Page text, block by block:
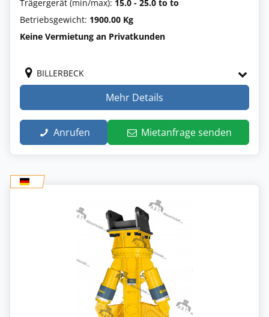
Trägergerät (min/max): 15.0 - 25.0 to to
Betriebsgewicht: 1900.00 Kg
Keine Vermietung an Privatkunden
BILLERBECK
Mehr Details
Anrufen Mietanfrage senden